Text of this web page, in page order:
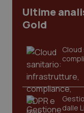
Ultime
Gold
dalle